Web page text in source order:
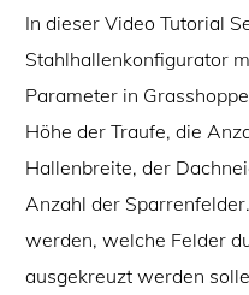
In dieser Video Tutorial
Stahlhallenkonfigurator
Parameter in
Höhe der Traufe, die
Hallenbreite, der
Anzahl der
werden, welche Felder
ausgekreuzt werden